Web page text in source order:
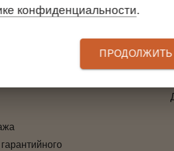
оплатыконфиденциальности.
ПРОДОЛЖИТЬ